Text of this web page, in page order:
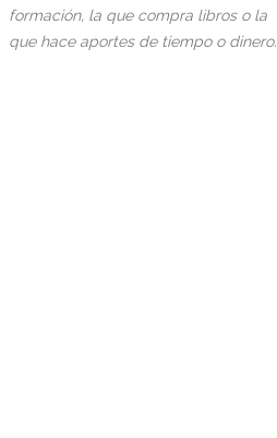
formación, la que compra libros o la
que hace aportes de tiempo o dinero.